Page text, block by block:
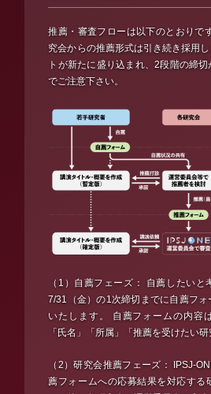
推薦・審査フローは以下のとおりで
究会からの推薦形式は引き続き採用
トが新たに盛り込まれ、2段階の締
でご注意下さい。
（1）自薦フェーズ： 自薦したいと
7/31（金）の1次締切までに自薦フ
いたします。 自薦フォームの内容
「氏名」「所属」「推薦を受けたい研
（2）研究会推薦フェーズ： IPSJ-
薦フォームへの応募結果を対応する